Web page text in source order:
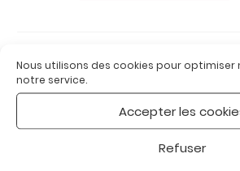
Nous utilisons des cookies pour optimiser
notre service.
Accepter les
Refuser
Chaussures
thérapeutiques
Catégories :Chaussures Homme,
thérapeutiques